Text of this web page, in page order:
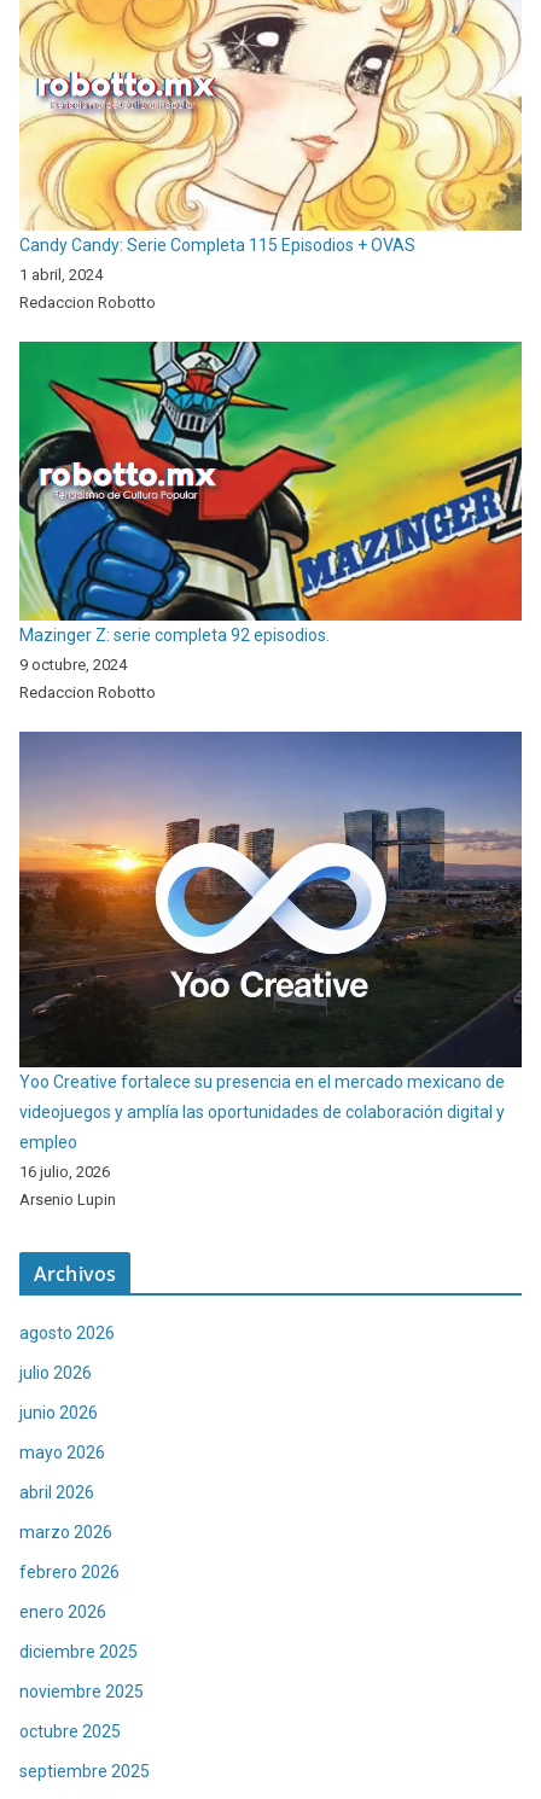
Candy Candy: Serie Completa 115 Episodios + OVAS
1 abril, 2024
Redaccion Robotto
Mazinger Z: serie completa 92 episodios.
9 octubre, 2024
Redaccion Robotto
Yoo Creative fortalece su presencia en el mercado mexicano de
videojuegos y amplía las oportunidades de colaboración digital y
empleo
16 julio, 2026
Arsenio Lupin
Archivos
agosto 2026
julio 2026
junio 2026
mayo 2026
abril 2026
marzo 2026
febrero 2026
enero 2026
diciembre 2025
noviembre 2025
octubre 2025
septiembre 2025